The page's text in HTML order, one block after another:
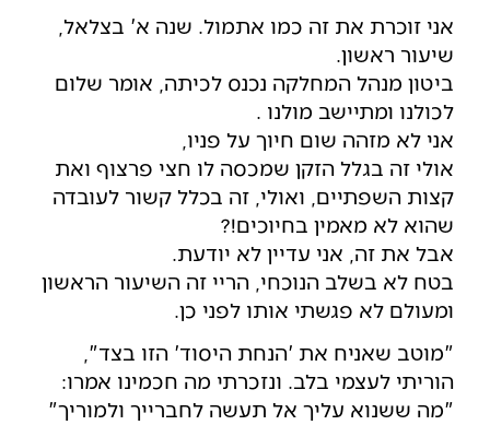
אני זוכרת את זה כמו אתמול. שנה א' בצלאל,
שיעור ראשון.
ביטון מנהל המחלקה נכנס לכיתה, אומר שלום
לכולנו ומתיישב מולנו .
אני לא מזהה שום חיוך על פניו,
אולי זה בגלל הזקן שמכסה לו חצי פרצוף ואת
קצות השפתיים, ואולי, זה בכלל קשור לעובדה
שהוא לא מאמין בחיוכים!?
אבל את זה, אני עדיין לא יודעת.
בטח לא בשלב הנוכחי, הריי זה השיעור הראשון
ומעולם לא פגשתי אותו לפני כן.
"מוטב שאניח את 'הנחת היסוד' הזו בצד",
הוריתי לעצמי בלב. ונזכרתי מה חכמינו אמרו:
"מה ששנוא עליך אל תעשה לחברייך ולמוריך"